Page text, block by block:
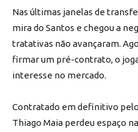
Nas últimas janelas de
mira do Santos e chegou a
tratativas não avançaram.
firmar um pré-contrato, o
interesse no mercado.
Contratado em definitivo
Thiago Maia perdeu espaço